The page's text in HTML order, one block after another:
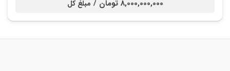
8,000,000,000 تومان / مبلغ کل